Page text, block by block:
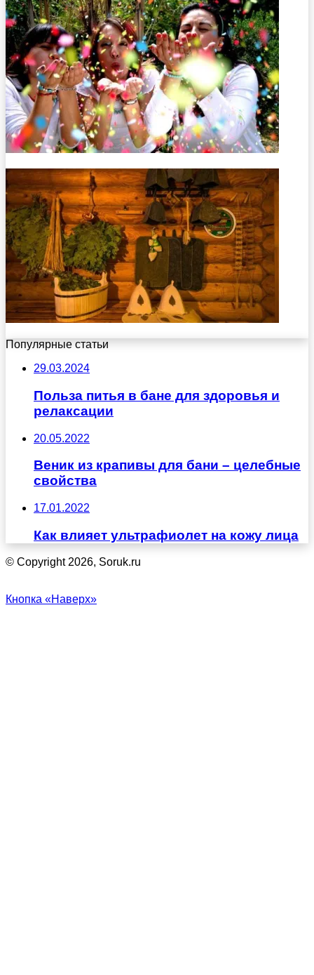
Популярные статьи
29.03.2024
Польза питья в бане для здоровья и
релаксации
20.05.2022
Веник из крапивы для бани – целебные
свойства
17.01.2022
Как влияет ультрафиолет на кожу лица
© Copyright 2026, Soruk.ru
Кнопка «Наверх»